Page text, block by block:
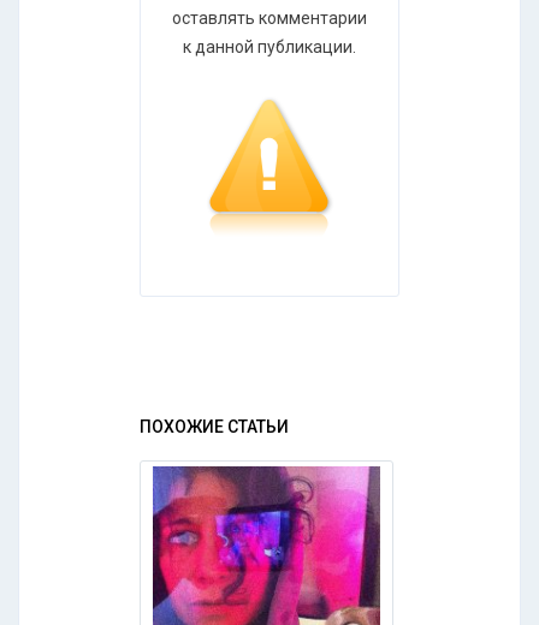
оставлять комментарии
к данной публикации.
ПОХОЖИЕ СТАТЬИ